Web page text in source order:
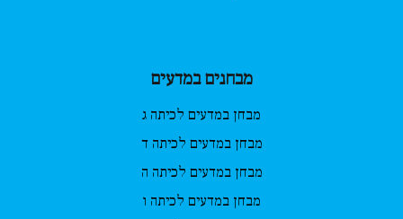
מבחנים במדעים
מבחן במדעים לכיתה ג
מבחן במדעים לכיתה ד
מבחן במדעים לכיתה ה
מבחן במדעים לכיתה ו